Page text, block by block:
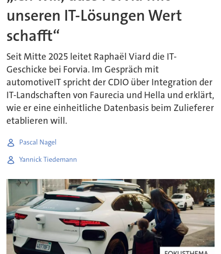
unseren IT-Lösungen Wert
schafft“
Seit Mitte 2025 leitet Raphaël Viard die IT-
Geschicke bei Forvia. Im Gespräch mit
automotiveIT spricht der CDIO über Integration der
IT-Landschaften von Faurecia und Hella und erklärt,
wie er eine einheitliche Datenbasis beim Zulieferer
etablieren will.
Pascal Nagel
Yannick Tiedemann